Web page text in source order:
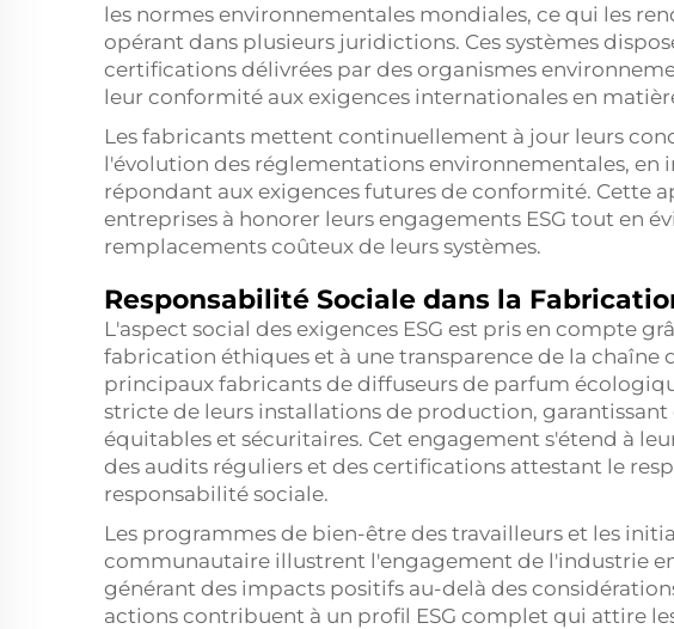
les normes environnementales mondiales, ce qui les
opérant dans plusieurs juridictions. Ces systèmes
certifications délivrées par des organismes
leur conformité aux exigences internationales en
Les fabricants mettent continuellement à jour leurs
l'évolution des réglementations environnementales,
répondant aux exigences futures de conformité. Cette
entreprises à honorer leurs engagements ESG tout en
remplacements coûteux de leurs systèmes.
Responsabilité Sociale dans la
L'aspect social des exigences ESG est pris en compte
fabrication éthiques et à une transparence de la chaîne
principaux fabricants de diffuseurs de parfum
stricte de leurs installations de production,
équitables et sécuritaires. Cet engagement s'étend à
des audits réguliers et des certifications attestant le
responsabilité sociale.
Les programmes de bien-être des travailleurs et les
communautaire illustrent l'engagement de l'industrie
générant des impacts positifs au-delà des
actions contribuent à un profil ESG complet qui attire